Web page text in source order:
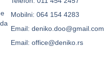
Mobilni: 064 154 4283
Email: deniko.doo@gmail.com
Email: office@deniko.rs